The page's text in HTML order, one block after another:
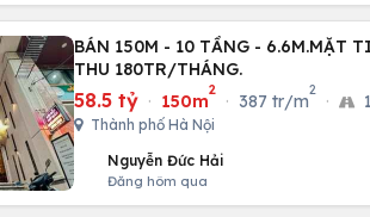
BÁN 150M - 10 TẦNG - 6.6M.MẶT
THU 180TR/THÁNG.
58.5 tỷ · 150m
2
· 387 tr/m
2
·
Thành phố Hà Nội
Nguyễn Đức Hải
Đăng hôm qua